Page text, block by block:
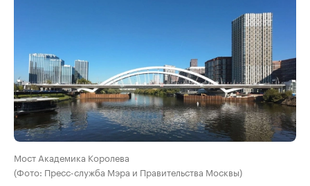
Мост Академика Королева
(Фото: Пресс-служба Мэра и Правительства Москвы)